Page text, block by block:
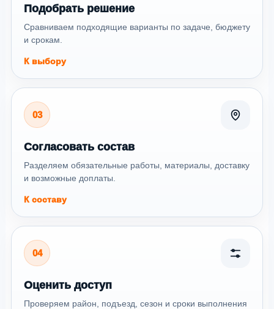
Подобрать решение
Сравниваем подходящие варианты по задаче, бюджету
и срокам.
К выбору
03
Согласовать состав
Разделяем обязательные работы, материалы, доставку
и возможные доплаты.
К составу
04
Оценить доступ
Проверяем район, подъезд, сезон и сроки выполнения